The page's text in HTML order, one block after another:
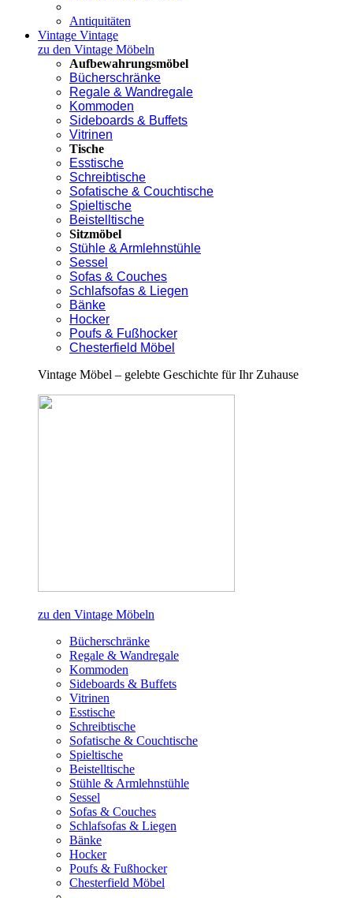
Antiquitäten
Vintage Vintage
zu den Vintage Möbeln
Aufbewahrungsmöbel
Bücherschränke
Regale & Wandregale
Kommoden
Sideboards & Buffets
Vitrinen
Tische
Esstische
Schreibtische
Sofatische & Couchtische
Spieltische
Beistelltische
Sitzmöbel
Stühle & Armlehnstühle
Sessel
Sofas & Couches
Schlafsofas & Liegen
Bänke
Hocker
Poufs & Fußhocker
Chesterfield Möbel
Vintage Möbel – gelebte Geschichte für Ihr Zuhause
zu den Vintage Möbeln
Bücherschränke
Regale & Wandregale
Kommoden
Sideboards & Buffets
Vitrinen
Esstische
Schreibtische
Sofatische & Couchtische
Spieltische
Beistelltische
Stühle & Armlehnstühle
Sessel
Sofas & Couches
Schlafsofas & Liegen
Bänke
Hocker
Poufs & Fußhocker
Chesterfield Möbel